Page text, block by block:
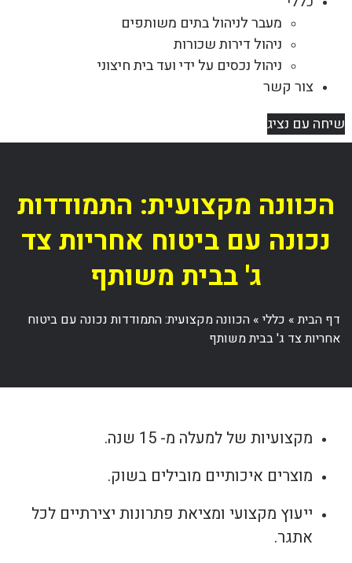
מעבר לניהול בתים משותפים
ניהול דירות שכורות
ניהול נכסים על ידי ועד בית חיצוני
צור קשר
שיחה עם נציג
הכוונה מקצועית: התמודדות
נכונה עם ביטוח אחריות צד
ג' בבית משותף
דף הבית» כללי» הכוונה מקצועית: התמודדות נכונה עם ביטוח
אחריות צד ג' בבית משותף
מקצועיות של למעלה מ- 15 שנה.
מוצרים איכותיים מובילים בשוק.
ייעוץ מקצועי ומציאת פתרונות יצירתיים לכל
אתגר.